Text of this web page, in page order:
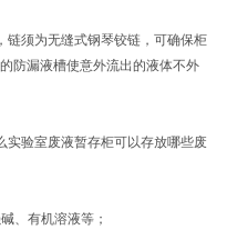
须为无缝式钢琴铰链，可确保柜
防漏液槽使意外流出的液体不外
验室废液暂存柜可以存放哪些废
、有机溶液等；